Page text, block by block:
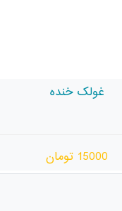
مادر
15000 تومان